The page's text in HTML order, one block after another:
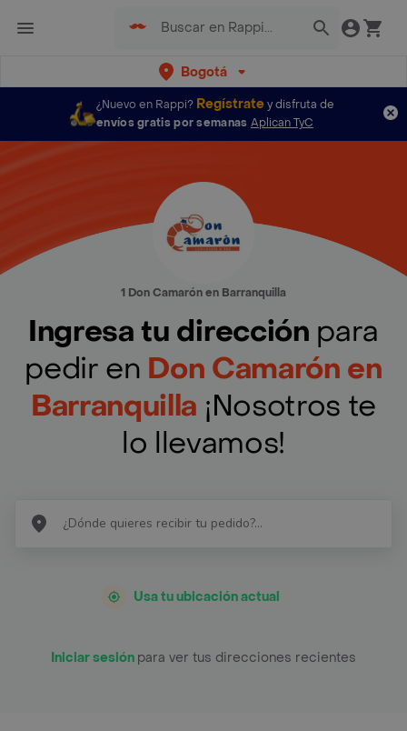
Bogotá
¿Nuevo en Rappi? Regístratey disfruta de
envíos gratis por semanas Aplican TyC
1 Don Camarón en Barranquilla
Ingresa tu dirección para
pedir en Don Camarón en
Barranquilla ¡Nosotros te
lo llevamos!
Usa tu ubicación actual
Iniciar sesión para ver tus direcciones recientes